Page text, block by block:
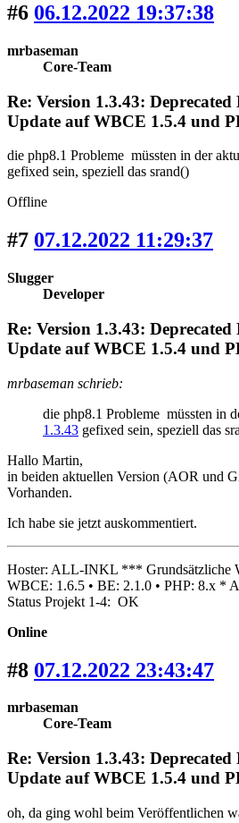
#6 06.12.2022 19:37:38
mrbaseman
Core-Team
Re: Version 1.3.43:
Update auf WBCE 1.5.4 und
die php8.1 Probleme müssten in der
gefixed sein, speziell das srand()
Offline
#7 07.12.2022 11:29:37
Slugger
Developer
Re: Version 1.3.43:
Update auf WBCE 1.5.4 und
mrbaseman schrieb:
die php8.1 Probleme müssten in
1.3.43 gefixed sein, speziell das
Hallo Martin,
in beiden aktuellen Version (AOR und
Vorhanden.
Ich habe sie jetzt auskommentiert.
Hoster: ALL-INKL ***
WBCE: 1.6.5 • BE: 2.1.0 • PHP: 8.x *
Status Projekt 1-4: OK
Online
#8 07.12.2022 23:43:47
mrbaseman
Core-Team
Re: Version 1.3.43:
Update auf WBCE 1.5.4 und
oh, da ging wohl beim Veröffentlichen